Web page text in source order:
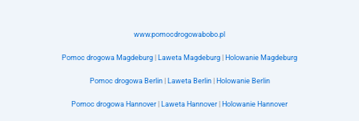
www.pomocdrogowabobo.pl
Pomoc drogowa Magdeburg Laweta Magdeburg Holowanie Magdeburg
Pomoc drogowa Berlin| Laweta Berlin| Holowanie Berlin
Pomoc drogowa Hannover Laweta Hannover Holowanie Hannover